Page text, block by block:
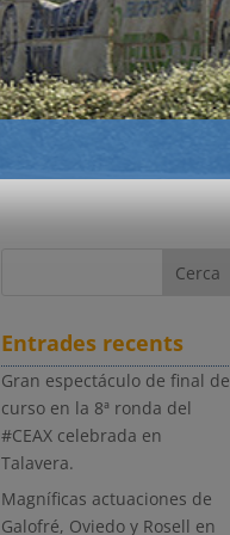
Entrades recents
Gran espectáculo de final de
curso en la 8ª ronda del
#CEAX celebrada en
Talavera.
Magníficas actuaciones de
Galofré, Oviedo y Rosell en